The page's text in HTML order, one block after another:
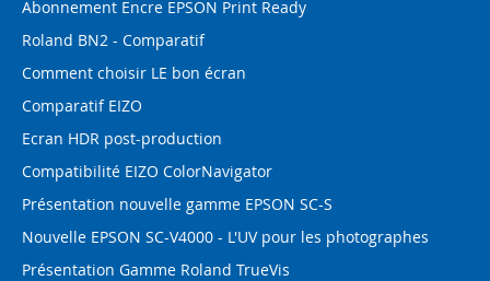
Abonnement Encre EPSON Print Ready
Roland BN2 - Comparatif
Comment choisir LE bon écran
Comparatif EIZO
Ecran HDR post-production
Compatibilité EIZO ColorNavigator
Présentation nouvelle gamme EPSON SC-S
Nouvelle EPSON SC-V4000 - L'UV pour les photographes
Présentation Gamme Roland TrueVis